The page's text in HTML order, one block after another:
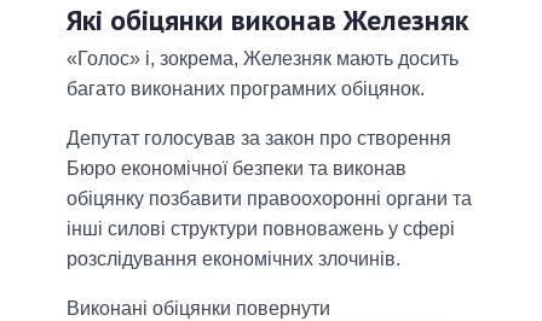
Які обіцянки виконав Железняк
«Голос» і, зокрема, Железняк мають досить
багато виконаних програмних обіцянок.
Депутат голосував за закон про створення
Бюро економічної безпеки та виконав
обіцянку позбавити правоохоронні органи та
інші силові структури повноважень у сфері
розслідування економічних злочинів.
Виконані обіцянки повернути